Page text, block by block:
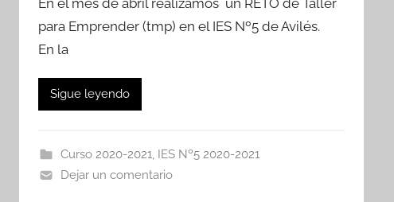
para Emprender (tmp) en el IES Nº5 de Avilés.
En la
Sigue leyendo
Curso 2020-2021, IES Nº5 2020-2021
Dejar un comentario